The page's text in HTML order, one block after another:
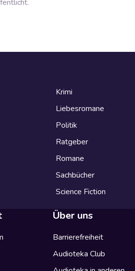
Krimi
Liebesromane
Politik
Ratgeber
Romane
Sachbücher
Science Fiction
Über uns
Barrierefreiheit
Audioteka Club